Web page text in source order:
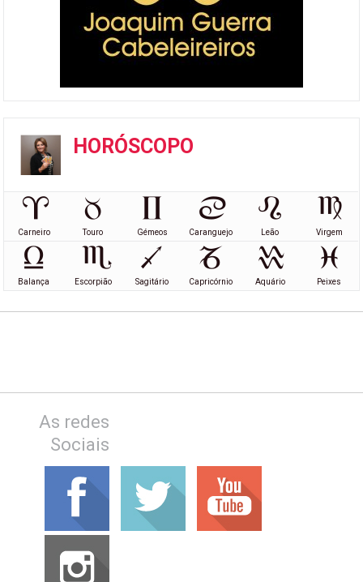
HORÓSCOPO
Carneiro Touro Gémeos Caranguejo Leão Virgem
Balança Escorpião Sagitário Capricórnio Aquário Peixes
As redes
Sociais